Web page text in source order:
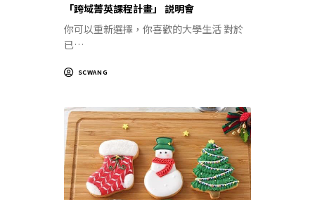
「跨域菁英課程計畫」 説明會
你可以重新選擇，你喜歡的大學生活 對於
已…
SCWANG